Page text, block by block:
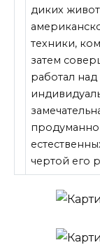
диких
техники,
затем
работал
чертой его